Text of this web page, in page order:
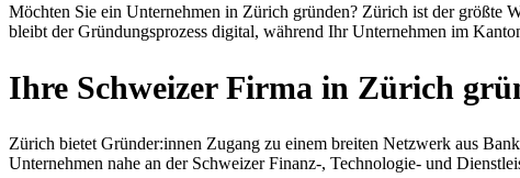
Möchten Sie ein Unternehmen in Zürich gründen? Zürich ist der größte
bleibt der Gründungsprozess digital, während Ihr Unternehmen im
Ihre Schweizer Firma in Zürich
Zürich bietet Gründer:innen Zugang zu einem breiten Netzwerk aus
Unternehmen nahe an der Schweizer Finanz-, Technologie- und